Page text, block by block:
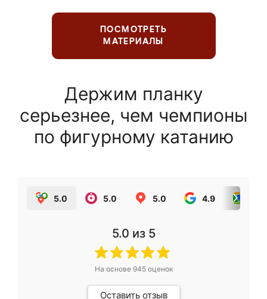
ПОСМОТРЕТЬ
МАТЕРИАЛЫ
Держим планку
серьезнее, чем чемпионы
по фигурному катанию
5.0 5.0 5.0 4.9
5.0 из 5
На основе 945оценок
Оставить отзыв